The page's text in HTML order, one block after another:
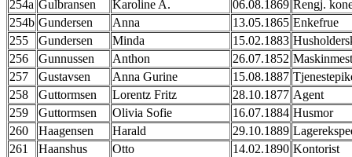
254a Gulbransen Karoline A. 06.08.1869 Rengj.
254b Gundersen Anna 13.05.1865 Enkefrue
255
Gundersen Minda 15.02.1883
256
Gunnussen Anthon 26.07.1852
257
Gustavsen Anna Gurine 15.08.1887
258
Guttormsen Lorentz Fritz 28.10.1877 Agent
259
Guttormsen Olivia Sofie 16.07.1884 Husmor
260
Haagensen Harald 29.10.1889
261
Haanshus Otto 14.02.1890 Kontorist